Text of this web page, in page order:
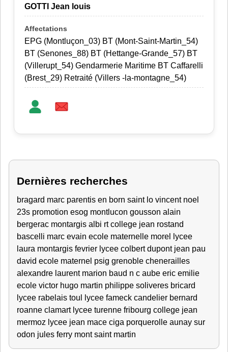
GOTTI Jean louis
EPG (Montluçon_03) BT (Mont-Saint-Martin_54)
BT (Senones_88) BT (Hettange-Grande_57) BT
(Villerupt_54) Gendarmerie Maritime BT Caffarelli
(Brest_29) Retraité (Villers -la-montagne_54)
Dernières recherches
bragard marc parentis en born saint lo vincent noel
23s promotion esog montlucon gousson alain
bergerac montargis albi rt college jean rostand
bascelli marc evain ecole maternelle morel lycee
laura montargis fevrier lycee colbert dupont jean pau
david ecole maternel psig grenoble chenerailles
alexandre laurent marion baud n c aube eric emilie
ecole victor hugo martin philippe soliveres bricard
lycee rabelais toul lycee fameck candelier bernard
roanne clamart lycee turenne fribourg college jean
mermoz lycee jean mace ciga porquerolle aunay sur
odon jules ferry mont saint martin